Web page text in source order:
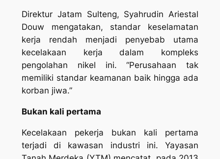
Direktur Jatam Sulteng, Syahrudin Ariestal
Douw mengatakan, standar keselamatan
kerja rendah menjadi penyebab utama
kecelakaan kerja dalam kompleks
pengolahan nikel ini. “Perusahaan tak
memiliki standar keamanan baik hingga ada
korban jiwa.”
Bukan kali pertama
Kecelakaan pekerja bukan kali pertama
terjadi di kawasan industri ini. Yayasan